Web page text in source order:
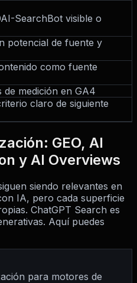
SearchBot visible o
potencial de fuente y
como fuente
de medición en GA4
claro de siguiente
GEO, AI
y AI Overviews
siendo relevantes en
IA, pero cada superficie
ChatGPT Search es
Aquí puedes
para motores de